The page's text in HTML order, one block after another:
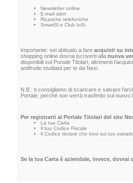
Newsletter online
E-mail alert
Ricariche telefoniche
SmartSi e Club IoSi
Importante: sei abituato a fare acquisti su
shopping online dovrai iscriverti alla nuova
disponibili sul Portale Titolari, altrimenti
antifrode studiata per te da Nexi.
N.B.: ti consigliamo di scaricare e salvare
Portale, perché non verrà trasferito sul nuovo
Per registrarti al Portale Titolari del sito
La tua Carta
Il tuo Codice Fiscale
Il Codice titolare che trovi sul tuo
Se la tua Carta è aziendale, invece,